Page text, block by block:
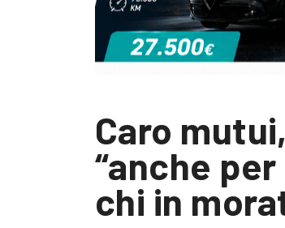
Caro
“anche
chi in